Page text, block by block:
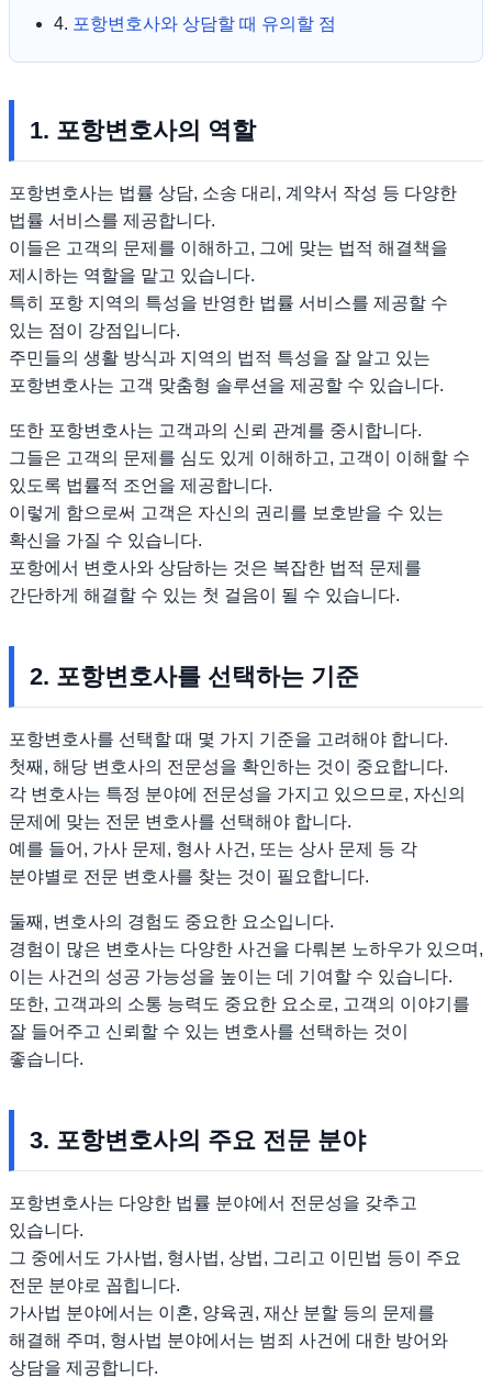
4. 포항변호사와 상담할 때 유의할 점
1. 포항변호사의 역할
포항변호사는 법률 상담, 소송 대리, 계약서 작성 등 다양한
법률 서비스를 제공합니다.
이들은 고객의 문제를 이해하고, 그에 맞는 법적 해결책을
제시하는 역할을 맡고 있습니다.
특히 포항 지역의 특성을 반영한 법률 서비스를 제공할 수
있는 점이 강점입니다.
주민들의 생활 방식과 지역의 법적 특성을 잘 알고 있는
포항변호사는 고객 맞춤형 솔루션을 제공할 수 있습니다.
또한 포항변호사는 고객과의 신뢰 관계를 중시합니다.
그들은 고객의 문제를 심도 있게 이해하고, 고객이 이해할 수
있도록 법률적 조언을 제공합니다.
이렇게 함으로써 고객은 자신의 권리를 보호받을 수 있는
확신을 가질 수 있습니다.
포항에서 변호사와 상담하는 것은 복잡한 법적 문제를
간단하게 해결할 수 있는 첫 걸음이 될 수 있습니다.
2. 포항변호사를 선택하는 기준
포항변호사를 선택할 때 몇 가지 기준을 고려해야 합니다.
첫째, 해당 변호사의 전문성을 확인하는 것이 중요합니다.
각 변호사는 특정 분야에 전문성을 가지고 있으므로, 자신의
문제에 맞는 전문 변호사를 선택해야 합니다.
예를 들어, 가사 문제, 형사 사건, 또는 상사 문제 등 각
분야별로 전문 변호사를 찾는 것이 필요합니다.
둘째, 변호사의 경험도 중요한 요소입니다.
경험이 많은 변호사는 다양한 사건을 다뤄본 노하우가 있으며,
이는 사건의 성공 가능성을 높이는 데 기여할 수 있습니다.
또한, 고객과의 소통 능력도 중요한 요소로, 고객의 이야기를
잘 들어주고 신뢰할 수 있는 변호사를 선택하는 것이
좋습니다.
3. 포항변호사의 주요 전문 분야
포항변호사는 다양한 법률 분야에서 전문성을 갖추고
있습니다.
그 중에서도 가사법, 형사법, 상법, 그리고 이민법 등이 주요
전문 분야로 꼽힙니다.
가사법 분야에서는 이혼, 양육권, 재산 분할 등의 문제를
해결해 주며, 형사법 분야에서는 범죄 사건에 대한 방어와
상담을 제공합니다.